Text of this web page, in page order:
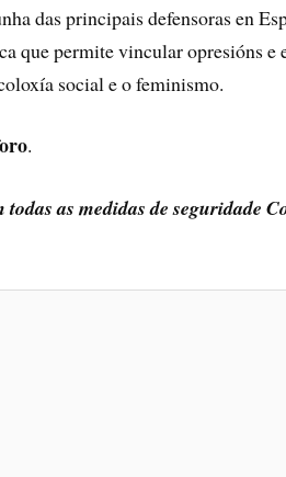
das principais defensoras en
que permite vincular opresións e
social e o feminismo.
.
as medidas de seguridade